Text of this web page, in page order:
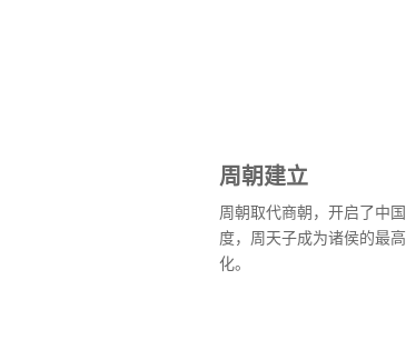
周朝建立
周朝取代商朝，开启了中
度，周天子成为诸侯的最
化。